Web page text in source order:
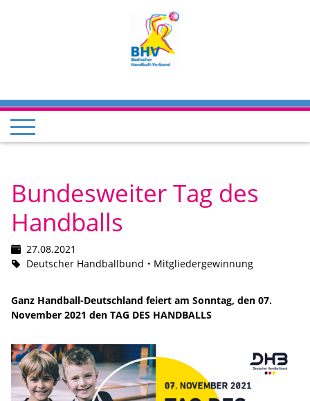
Bundesweiter Tag des
Handballs
27.08.2021
Deutscher Handballbund
Mitgliedergewinnung
Ganz Handball-Deutschland feiert am Sonntag, den 07.
November 2021 den TAG DES HANDBALLS